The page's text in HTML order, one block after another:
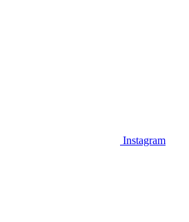
Instagram